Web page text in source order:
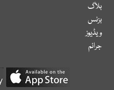
بلاگ
بزنس
ویڈیوز
جرائم